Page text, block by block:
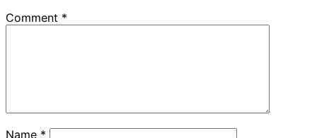
Comment *
Name *